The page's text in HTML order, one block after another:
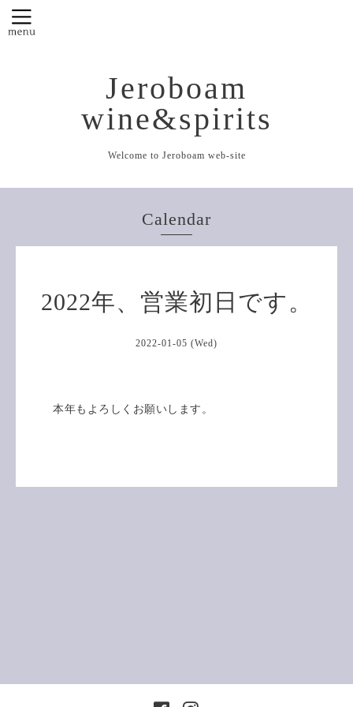
Jeroboam
wine&spirits
Welcome to Jeroboam web-site
Calendar
2022年、営業初日です。
2022-01-05 (Wed)
本年もよろしくお願いします。